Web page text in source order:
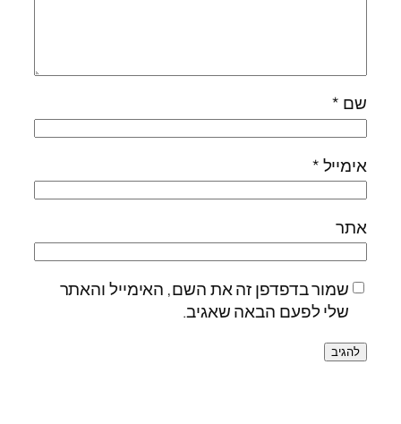
שם *
אימייל*
אתר
שמור בדפדפן זה את השם, האימייל והאתר
שלי לפעם הבאה שאגיב.